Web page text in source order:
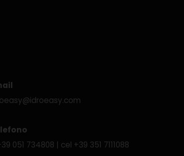
051 734808 | cel +39 351 7111088